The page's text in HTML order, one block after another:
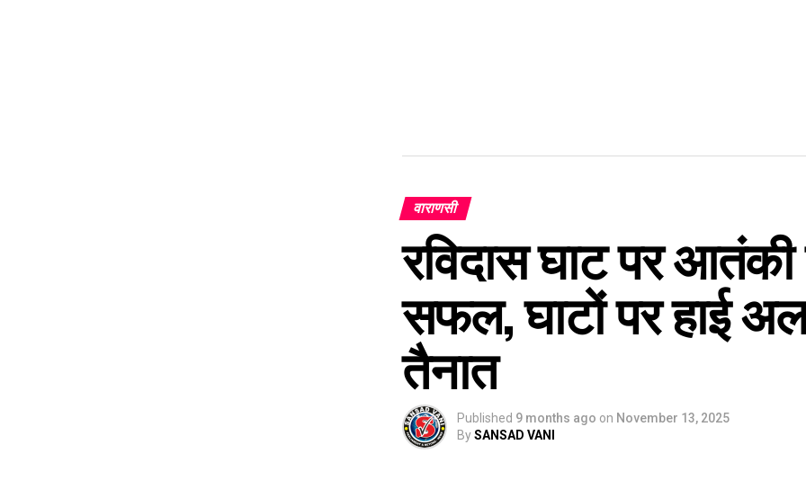
वाराणसी
रविदास घाट पर
सफल, घाटों पर हाई
तैनात
Published 9 months ago on November 13, 2025
BySANSAD VANI